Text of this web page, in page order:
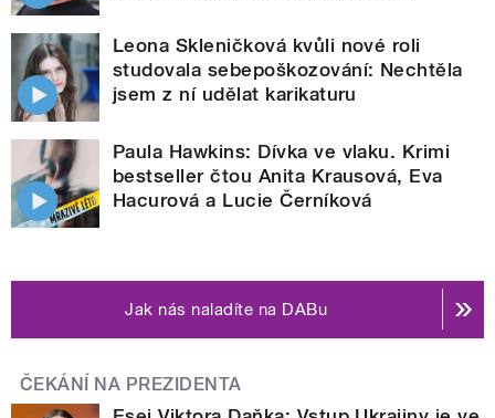
Leona Skleničková kvůli nové roli
studovala sebepoškozování: Nechtěla
jsem z ní udělat karikaturu
Paula Hawkins: Dívka ve vlaku. Krimi
bestseller čtou Anita Krausová, Eva
Hacurová a Lucie Černíková
Jak nás naladíte na DABu
ČEKÁNÍ NA PREZIDENTA